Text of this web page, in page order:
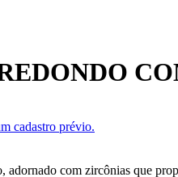
cadastro prévio.
com zircônias que